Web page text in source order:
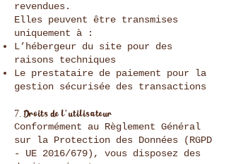
revendues.
Elles peuvent être transmises
uniquement à :
L’hébergeur du site pour des
raisons techniques
Le prestataire de paiement pour la
gestion sécurisée des transactions
7. Droits de l’utilisateur
Conformément au Règlement Général
sur la Protection des Données (RGPD
- UE 2016/679), vous disposez des